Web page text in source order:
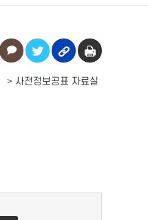
사전정보공표 자료실